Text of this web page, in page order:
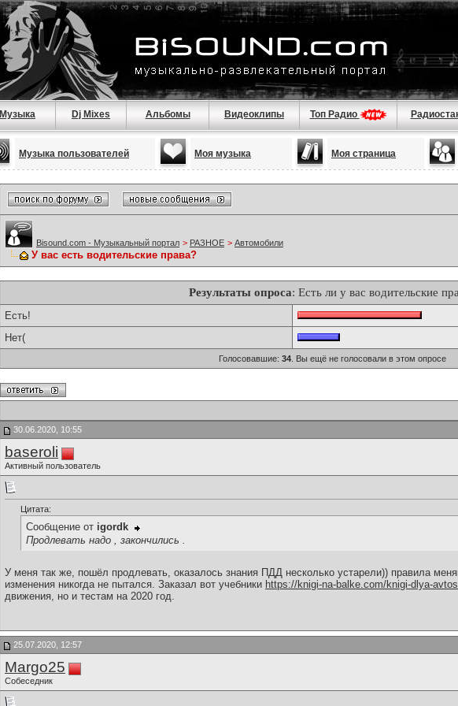
Музыка Dj Mixes Альбомы Видеоклипы Топ Радио
Музыка пользователей Моя музыка Моя страница
Bisound.com - Музыкальный портал > РАЗНОЕ > Автомобили
У вас есть водительские права?
Результаты опроса: Есть ли у вас водительские
Есть!
Нет(
Голосовавшие: 34. Вы ещё не голосовали в этом опросе
30.06.2020, 10:55
baseroli
Активный пользователь
Цитата:
Сообщение от igordk
Продлевать надо , закончились .
У меня так же, пошёл продлевать, оказалось знания ПДД несколько устарели)) правила
изменения никогда не пытался. Заказал вот учебники https://knigi-na-balke.com/knigi-dlya-
движения, но и тестам на 2020 год.
25.07.2020, 12:57
Margo25
Собеседник